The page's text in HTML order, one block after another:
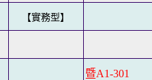
【實務型】
暨A1-301